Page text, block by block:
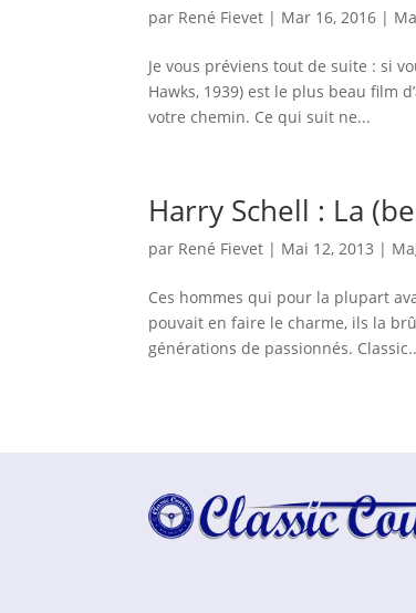
par René Fievet | Mar 16, 2016 |
Je vous préviens tout de suite : si
Hawks, 1939) est le plus beau film
votre chemin. Ce qui suit ne...
Harry Schell : La
par René Fievet | Mai 12, 2013 |
Ces hommes qui pour la plupart
pouvait en faire le charme, ils la
générations de passionnés.